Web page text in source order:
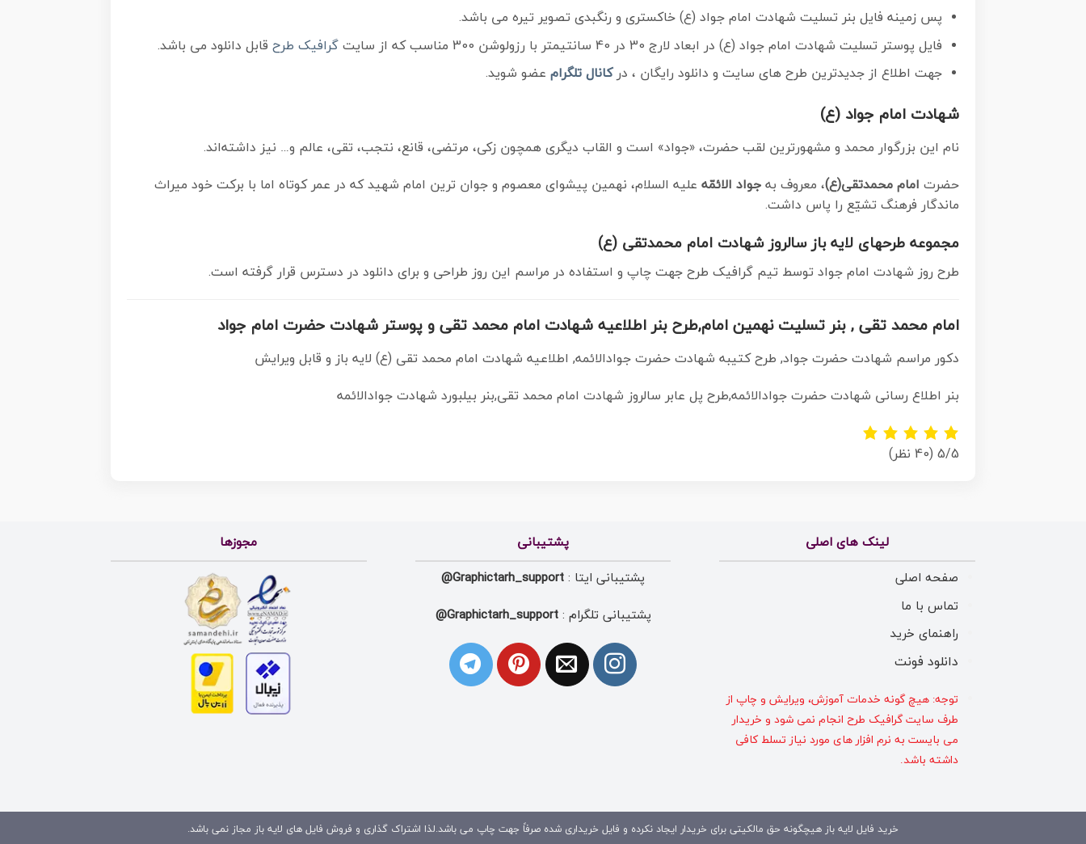
پس زمینه فایل بنر تسلیت شهادت امام جواد (ع) خاکستری و رنگبدی تصویر تیره می باشد.
فایل پوستر تسلیت شهادت امام جواد (ع) در ابعاد لارج 30 در 40 سانتیمتر با رزولوشن 300 مناسب که از سایت
گرافیک طرحقابل دانلود می باشد.
جهت اطلاع از جدیدترین طرح های سایت و دانلود رایگان ، درکانال تلگرامعضو شوید.
شهادت امام جواد (ع)
نام این بزرگوار محمد و مشهورترین لقب حضرت، «جواد» است و القاب دیگری همچون زکی، مرتضی، قانع، نتجب، تقی، عالم و… نیز داشته‌اند.
حضرت امام محمدتقی(ع)، معروف به جواد الائمّه علیه السلام، نهمین پیشوای معصوم و جوان ترین امام شهید که در عمر کوتاه اما با برکت خود میراث
ماندگار فرهنگ تشیّع را پاس داشت.
مجموعه طرحهای لایه باز سالروز شهادت امام محمدتقی (ع)
طرح روز شهادت امام جواد توسط تیم گرافیک طرح جهت چاپ و استفاده در مراسم این روز طراحی و برای دانلود در دسترس قرار گرفته است.
امام محمد تقی , بنر تسلیت نهمین امام,طرح بنر اطلاعیه شهادت امام محمد تقی و پوستر شهادت حضرت امام جواد
دکور مراسم شهادت حضرت جواد, طرح کتیبه شهادت حضرت جوادالائمه, اطلاعیه شهادت امام محمد تقی (ع) لایه باز و قابل ویرایش
بنر اطلاع رسانی شهادت حضرت جوادالائمه,طرح پل عابر سالروز شهادت امام محمد تقی,بنر بیلبورد شهادت جوادالائمه
5/5 (40 نظر)
لینک های اصلی
صفحه اصلی
تماس با ما
راهنمای خرید
دانلود فونت
توجه: هیچ گونه خدمات آموزش، ویرایش و چاپ از
طرف سایت گرافیک طرح انجام نمی شود و خریدار
می بایست به نرم افزار های مورد نیاز تسلط کافی
داشته باشد.
پشتیبانی
پشتیبانی ایتا : Graphictarh_support@
پشتیبانی تلگرام :Graphictarh_support@
مجوزها
خرید فایل لایه باز هیچگونه حق مالکیتی برای خریدار ایجاد نکرده و فایل خریداری شده صرفاً جهت چاپ می باشد.لذا اشتراک گذاری و فروش فایل های لایه باز مجاز نمی باشد.